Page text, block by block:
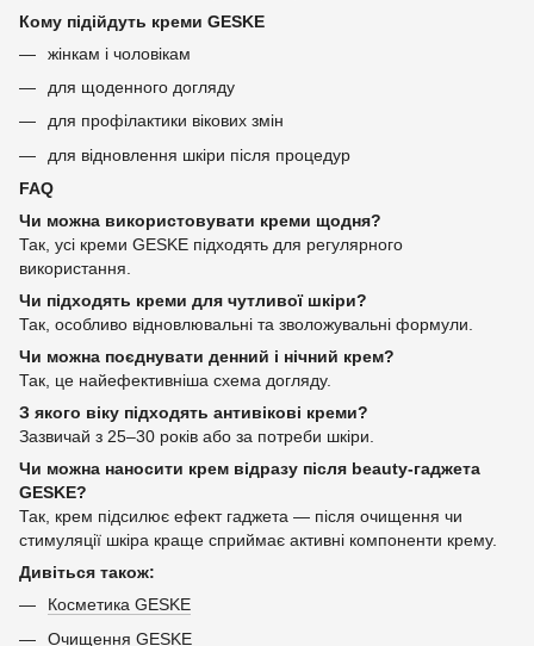
Кому підійдуть креми GESKE
жінкам і чоловікам
для щоденного догляду
для профілактики вікових змін
для відновлення шкіри після процедур
FAQ
Чи можна використовувати креми щодня?
Так, усі креми GESKE підходять для регулярного
використання.
Чи підходять креми для чутливої шкіри?
Так, особливо відновлювальні та зволожувальні формули.
Чи можна поєднувати денний і нічний крем?
Так, це найефективніша схема догляду.
З якого віку підходять антивікові креми?
Зазвичай з 25–30 років або за потреби шкіри.
Чи можна наносити крем відразу після beauty-гаджета
GESKE?
Так, крем підсилює ефект гаджета — після очищення чи
стимуляції шкіра краще сприймає активні компоненти крему.
Дивіться також:
Косметика GESKE
Очищення GESKE